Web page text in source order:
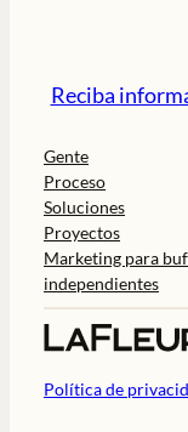
Reciba
Gente
Proceso
Soluciones
Proyectos
Marketing para
independientes
Política de